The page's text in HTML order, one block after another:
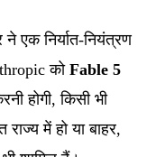
एक निर्यात-नियंत्रण
को Fable 5
होगी, किसी भी
में हो या बाहर,